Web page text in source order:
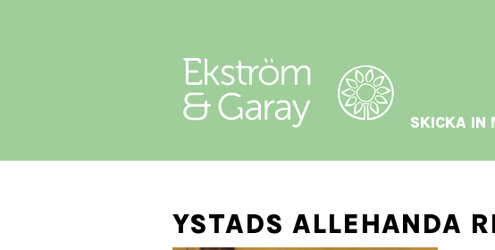
SKICKA IN
YSTADS ALLEHANDA